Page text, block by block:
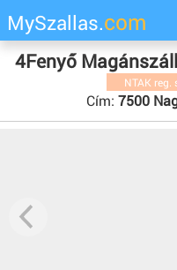
MySzallas.com
4Fenyő
NTAK
Cím: 7500